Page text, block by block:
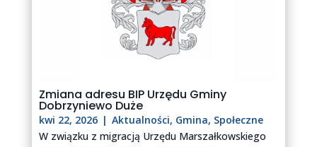
Zmiana adresu BIP Urzędu Gminy
Dobrzyniewo Duże
kwi 22, 2026 | Aktualności, Gmina, Społeczne
W związku z migracją Urzędu Marszałkowskiego